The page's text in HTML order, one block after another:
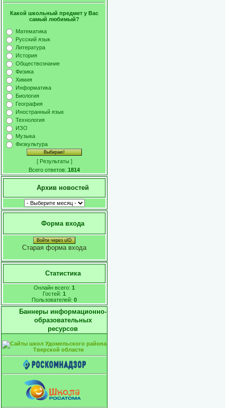
Какой школьный предмет у Вас
самый любимый?
Математика
Русский язык
Литература
История
Обществознание
Физика
Химия
Информатика
Биология
География
Иностранный язык
Технология
ИЗО
Музыка
Физкультура
[ Результаты ]
Всего ответов: 1814
Архив новостей
Форма входа
Войти через uID
Старая форма входа
Статистика
Онлайн всего: 1
Гостей: 1
Пользователей: 0
Баннеры информационно-
образовательных
ресурсов